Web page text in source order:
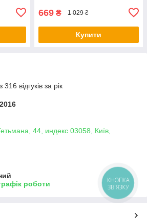
669 ₴ 1 029 ₴
Купити
відгуків за рік
44, индекс 03058, Київ,
роботи
КНОПКА
ЗВ'ЯЗКУ